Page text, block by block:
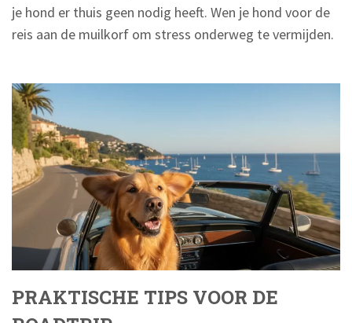
je hond er thuis geen nodig heeft. Wen je hond voor de
reis aan de muilkorf om stress onderweg te vermijden.
PRAKTISCHE TIPS VOOR DE